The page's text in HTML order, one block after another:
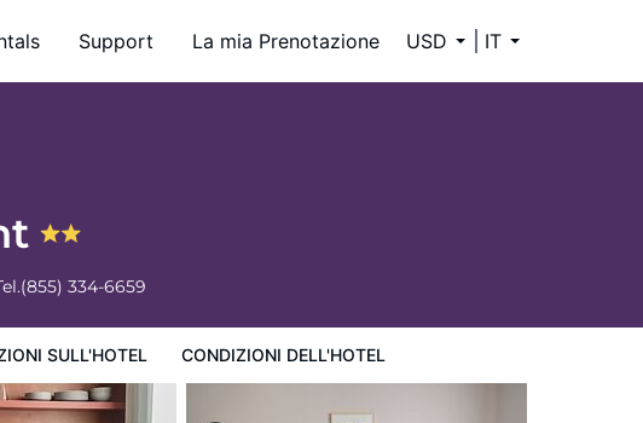
Support La mia Prenotazione USD IT
(855) 334-6659
SULL'HOTEL CONDIZIONI DELL'HOTEL